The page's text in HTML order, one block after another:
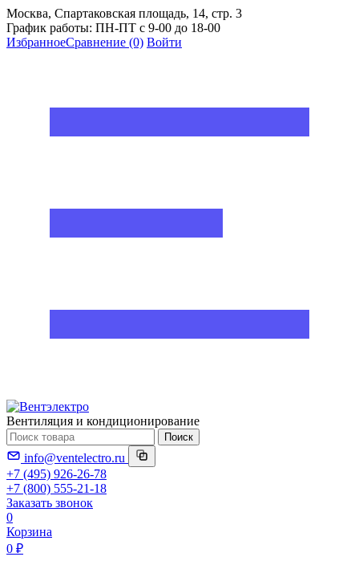
Москва, Спартаковская площадь, 14, стр. 3
График работы: ПН-ПТ с 9-00 до 18-00
ИзбранноеСравнение (0) Войти
Вентиляция и кондиционирование
Поиск
info@ventelectro.ru
+7 (495) 926-26-78
+7 (800) 555-21-18
Заказать звонок
0
Корзина
0 ₽